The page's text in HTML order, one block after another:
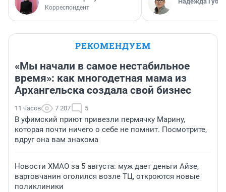
Корреспондент
РЕКОМЕНДУЕМ
«Мы начали в самое нестабильное
время»: как многодетная мама из
Архангельска создала свой бизнес
11 часов 7 207 5
В уфимский приют привезли пермячку Марину,
которая почти ничего о себе не помнит. Посмотрите,
вдруг она вам знакома
Новости ХМАО за 5 августа: муж дает деньги Айзе,
вартовчанин оголился возле ТЦ, откроются новые
поликлиники